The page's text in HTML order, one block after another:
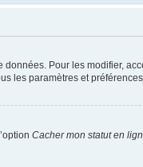
données. Pour les modifier,
les paramètres et
Cacher mon statut en